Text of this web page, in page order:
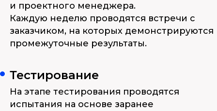
и проектного менеджера.
Каждую неделю проводятся встречи с
заказчиком, на которых демонстрируются
промежуточные результаты.
Тестирование
На этапе тестирования проводятся
испытания на основе заранее